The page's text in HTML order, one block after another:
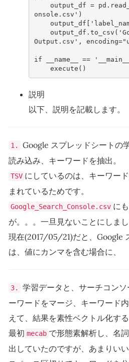
output_df = pd .
onsole.csv' )
output_df [
output_df . to_csv (
Output.csv' , encoding=
if __name__ ==
execute ()
説明
以下、説明を記載します。
1. Google スプレッドシートの
読み込み、キーワードを抽出。
TSV にしているのは、キーワー
まれているためです。
Google_Search_Console.csv に
が。。。一旦見ないことにしまし
現在(2017/05/21)だと、Google
は、値にカンマを含む場合に、
3.
学習データと、サーチコン
ーワードをマージ、キーワード
えて、結果を素性ベクトル化する
最初 mecab で形態素解析し、名
出していたのですが、あまりい